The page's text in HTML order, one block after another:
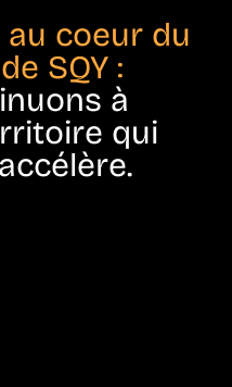
au coeur du
SQY :
à
qui